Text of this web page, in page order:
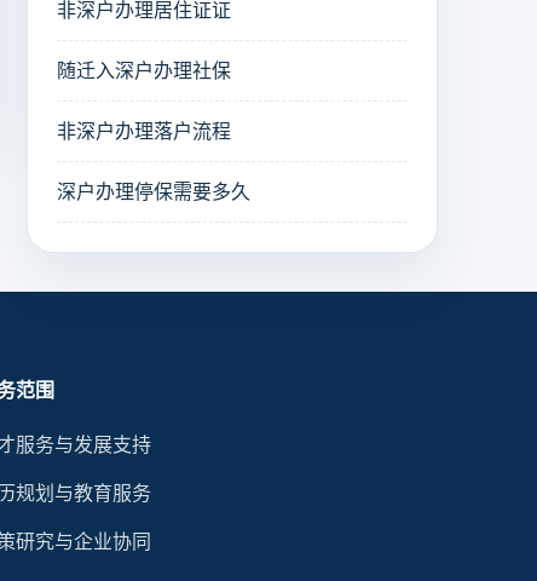
非深户办理居住证证
随迁入深户办理社保
非深户办理落户流程
深户办理停保需要多久
范围
服务与发展支持
规划与教育服务
研究与企业协同